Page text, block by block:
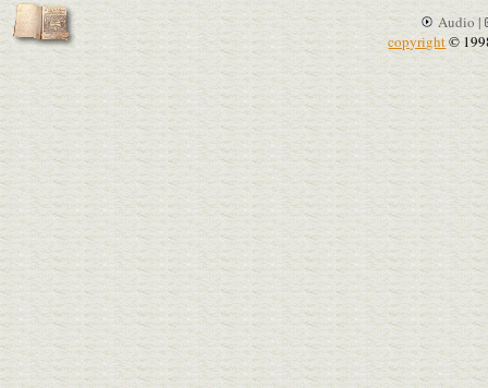
Audio |
copyright©